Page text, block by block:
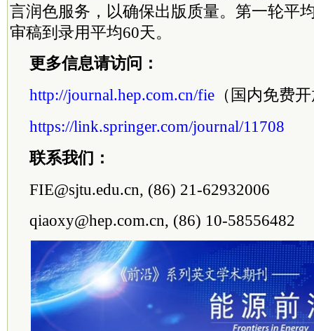
言润色服务，以确保出版质量。第一轮平
审稿到录用平均60天。
更多信息请访问：
http://journal.hep.com.cn/fie （国内免费
https://link.springer.com/journal/11708
联系我们：
FIE@sjtu.edu.cn, (86) 21-62932006
qiaoxy@hep.com.cn, (86) 10-58556482